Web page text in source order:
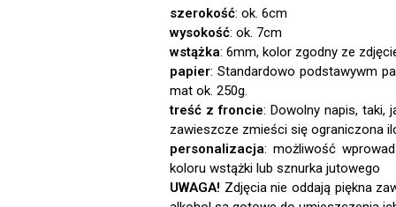
szerokość: ok. 6cm
wysokość: ok. 7cm
wstążka: 6mm, kolor zgodny ze
papier:
treść z froncie: Dowolny napis, taki,
zawieszcze zmieści się ograniczona
personalizacja:
UWAGA!